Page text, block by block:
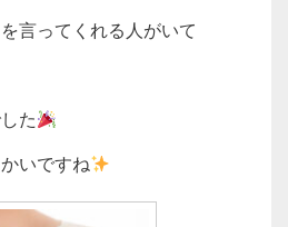
言ってくれる人がいて
た
いですね